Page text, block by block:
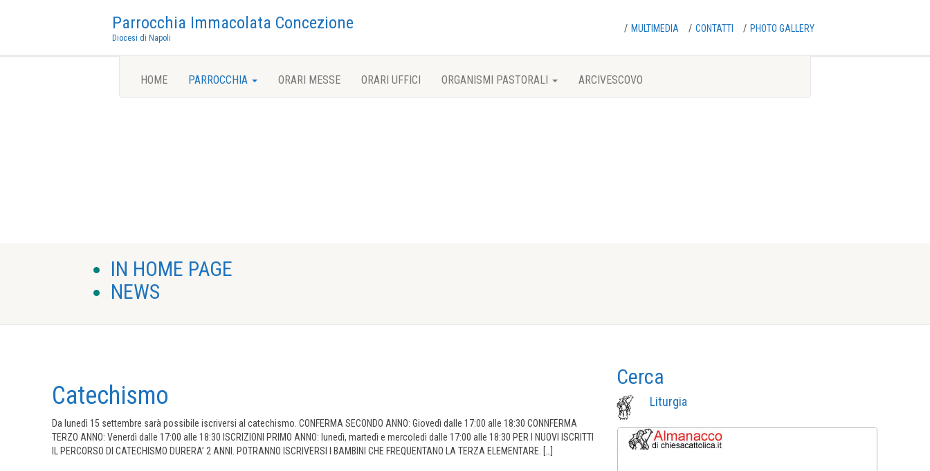
Parrocchia Immacolata Concezione
Diocesi di Napoli
/ MULTIMEDIA / CONTATTI / PHOTO GALLERY
HOME PARROCCHIA ORARI MESSE ORARI UFFICI ORGANISMI PASTORALI ARCIVESCOVO
IN HOME PAGE
NEWS
Catechismo
Da lunedì 15 settembre sarà possibile iscriversi al catechismo. CONFERMA SECONDO ANNO: Giovedì dalle 17:00 alle 18:30 CONNFERMA
TERZO ANNO: Venerdì dalle 17:00 alle 18:30 ISCRIZIONI PRIMO ANNO: lunedì, martedì e mercoledì dalle 17:00 alle 18:30 PER I NUOVI ISCRITTI
IL PERCORSO DI CATECHISMO DURERA’ 2 ANNI. POTRANNO ISCRIVERSI I BAMBINI CHE FREQUENTANO LA TERZA ELEMENTARE. […]
Cerca
Liturgia